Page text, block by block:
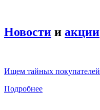
Новости и акции
Ищем тайных покупателей
Подробнее